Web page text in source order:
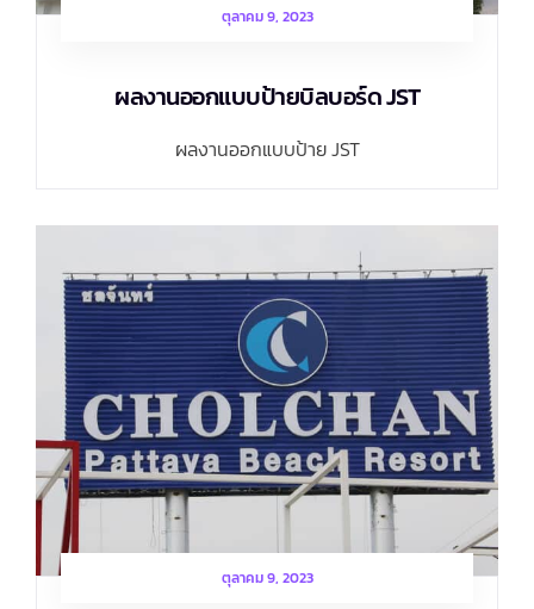
ตุลาคม 9, 2023
ผลงานออกแบบป้ายบิลบอร์ด JST
ผลงานออกแบบป้าย JST
ตุลาคม 9, 2023